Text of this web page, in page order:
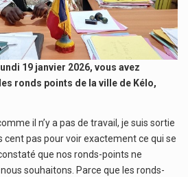
19 janvier 2026, vous avez
ronds points de la ville de Kélo,
il n’y a pas de travail, je suis sortie
cent pas pour voir exactement ce qui se
que nos ronds-points ne
souhaitons. Parce que les ronds-